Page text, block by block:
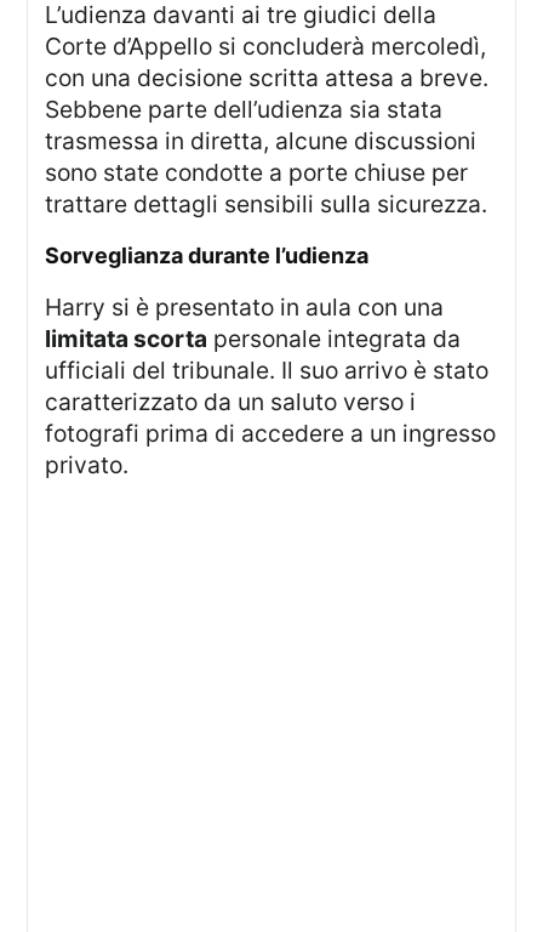
L’udienza davanti ai tre giudici della
Corte d’Appello si concluderà mercoledì,
con una decisione scritta attesa a breve.
Sebbene parte dell’udienza sia stata
trasmessa in diretta, alcune discussioni
sono state condotte a porte chiuse per
trattare dettagli sensibili sulla sicurezza.
sorveglianza durante l’udienza
Harry si è presentato in aula con una
limitata scorta personale integrata da
ufficiali del tribunale. Il suo arrivo è stato
caratterizzato da un saluto verso i
fotografi prima di accedere a un ingresso
privato.